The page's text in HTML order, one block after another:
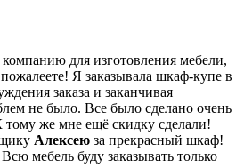
для изготовления мебели,
Я заказывала шкаф-купе в
заказа и заканчивая
не было. Все было сделано очень
тому же мне ещё скидку сделали!
Алексею за прекрасный шкаф!
мебель буду заказывать только